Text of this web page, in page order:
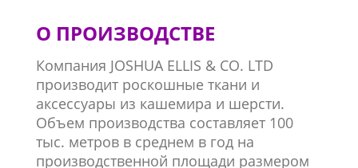
О ПРОИЗВОДСТВЕ
Компания JOSHUA ELLIS & CO. LTD
производит роскошные ткани и
аксессуары из кашемира и шерсти.
Объем производства составляет 100
тыс. метров в среднем в год на
производственной площади размером